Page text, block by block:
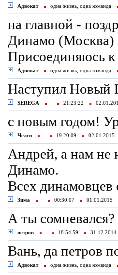
Адвокат одна жизнь, одна команда
на главной -
Динамо (Москва)
Присоединяюсь к
Адвокат одна жизнь, одна команда
Наступил
SEREGA 21:23:22
с новым годом!
Челси 19:20:09
Андрей, а нам не
Динамо.
Всех
Зима 00:30:07 01.01.2015
А ты сомневался?
петров 18:54:59
Вань, да петров
Адвокат одна жизнь, одна команда